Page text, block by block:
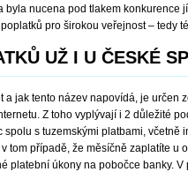
byla nucena pod tlakem konkurence
pro širokou veřejnost – tedy
UŽ I U ČESKÉ
a jak tento název napovídá, je určen
Z toho vyplývají i 2 důležité
spolu s tuzemskými platbami, včetně
tom případě, že měsíčně zaplatíte u
platební úkony na pobočce banky.